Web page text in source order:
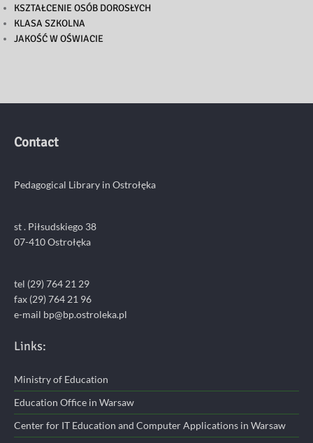
KSZTAŁCENIE OSÓB DOROSŁYCH
KLASA SZKOLNA
JAKOŚĆ W OŚWIACIE
Contact
Pedagogical Library in Ostrołęka
st . Piłsudskiego 38
07-410 Ostrołęka
tel (29) 764 21 29
fax (29) 764 21 96
e-mail bp@bp.ostroleka.pl
Links:
Ministry of Education
Education Office in Warsaw
Center for IT Education and Computer Applications in Warsaw